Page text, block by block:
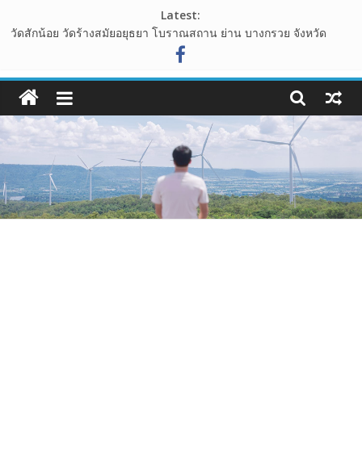
to
Latest:
วัดสักน้อย วัดร้างสมัยอยุธยา โบราณสถาน ย่าน บางกรวย จังหวัด
ไร่ทองสมบูรณ์คลับ เขาใหญ่ ต้นไม้รูปหัวใจ กลางทุ่งหญ้า ที่โอบล้อมไป
ด้วนขุนเขา
อุทยานหินเขางู อ.เมืองราชบุรี แหล่งท่องเที่ยวเชิงธรรมชาติ ที่น่าแวะ
มาเช็คอิน
เขาพระยาเดินธง จุดชมวิวพระอาทิตย์ขึ้น ชมวิวทะเลหมอก จังหวัด
นาเขา คาเฟ่ คาเฟ่สไตล์นาบันได ปากช่อง เขาใหญ่
108guide
เว็บ
ท่อง
เที่ยว
รีวิว